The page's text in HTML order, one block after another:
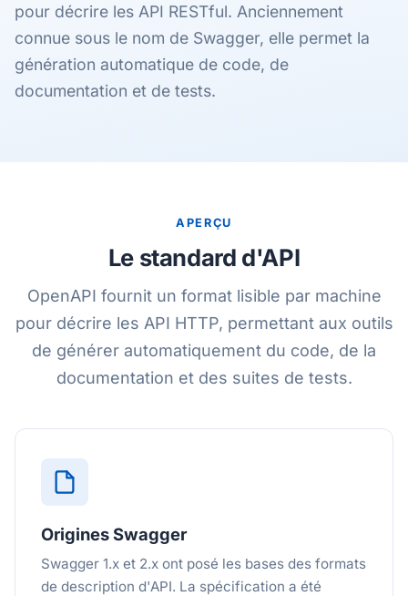
pour décrire les API RESTful. Anciennement
connue sous le nom de Swagger, elle permet la
génération automatique de code, de
documentation et de tests.
APERÇU
Le standard d'API
OpenAPI fournit un format lisible par machine
pour décrire les API HTTP, permettant aux outils
de générer automatiquement du code, de la
documentation et des suites de tests.
Origines Swagger
Swagger 1.x et 2.x ont posé les bases des formats
de description d'API. La spécification a été